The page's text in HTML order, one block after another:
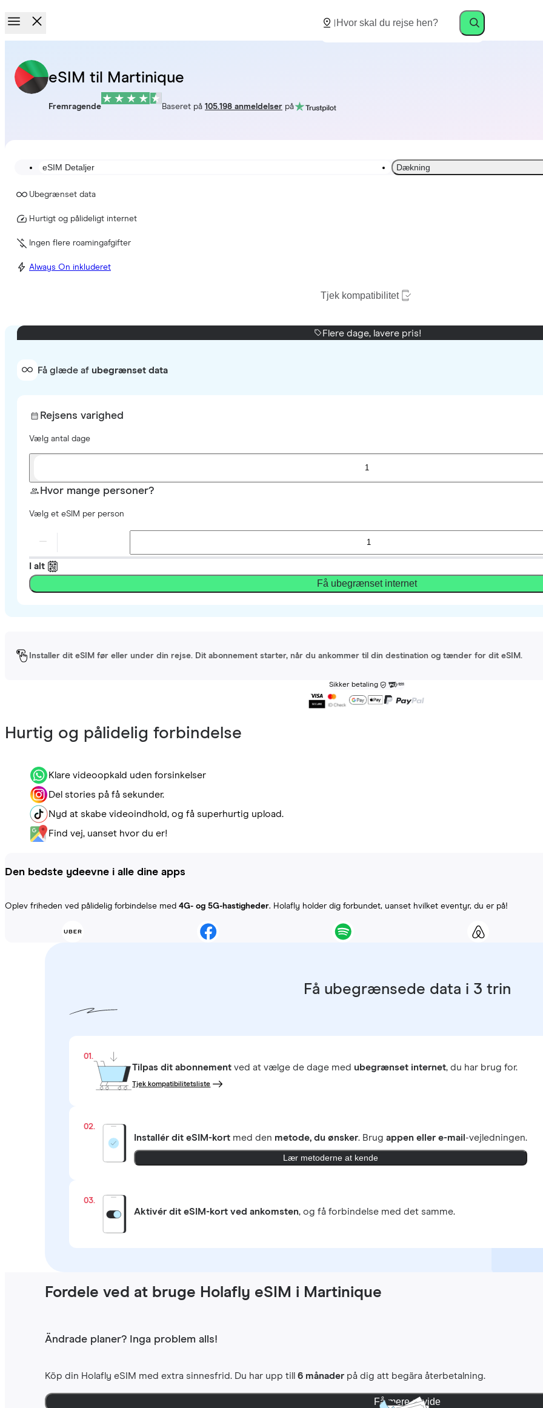
eSIM til Martinique
Fremragende Baseret på 105.198 anmeldelser på
eSIM Detaljer Dækning
Ubegrænset data
Hurtigt og pålideligt internet
Ingen flere roamingafgifter
Always On inkluderet
Tjek kompatibilitet
Flere dage, lavere pris!
Få glæde af ubegrænset data
Rejsens varighed
Vælg antal dage
1
Hvor mange personer?
Vælg et eSIM per person
I alt
Få ubegrænset internet
Installer dit eSIM før eller under din rejse. Dit abonnement starter, når du ankommer til din destination og tænder for dit eSIM.
Sikker betaling
Hurtig og pålidelig forbindelse
Klare videoopkald uden forsinkelser
Del stories på få sekunder.
Nyd at skabe videoindhold, og få superhurtig upload.
Find vej, uanset hvor du er!
Den bedste ydeevne i alle dine apps
Oplev friheden ved pålidelig forbindelse med 4G- og 5G-hastigheder. Holafly holder dig forbundet, uanset hvilket eventyr, du er på!
Få ubegrænsede data i 3 trin
01.
Tilpas dit abonnement ved at vælge de dage med ubegrænset internet, du har brug for.
Tjek kompatibilitetsliste
02.
Installér dit eSIM-kort med den metode, du ønsker. Brugappen eller e-mail-vejledningen.
Lær metoderne at kende
03.
Aktivér dit eSIM-kort ved ankomsten, og få forbindelse med det samme.
Fordele ved at bruge Holafly eSIM i Martinique
Ändrade planer? Inga problem alls!
Köp din Holafly eSIM med extra sinnesfrid. Du har upp till6 månader på dig att begära återbetalning.
Få mere at vide